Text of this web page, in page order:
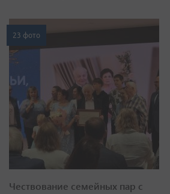
23 фото
Чествование семейных пар с